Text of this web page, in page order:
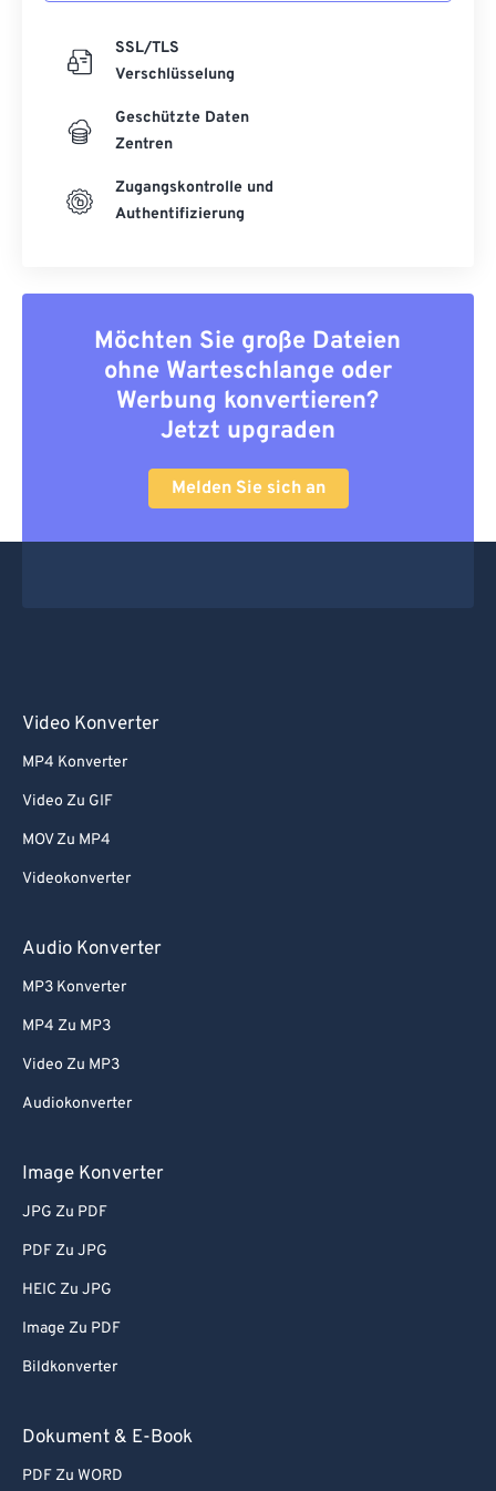
SSL/TLS
Verschlüsselung
Geschützte Daten
Zentren
Zugangskontrolle und
Authentifizierung
Möchten Sie große Dateien
ohne Warteschlange oder
Werbung konvertieren?
Jetzt upgraden
Melden Sie sich an
Video Konverter
MP4 Konverter
Video Zu GIF
MOV Zu MP4
Videokonverter
Audio Konverter
MP3 Konverter
MP4 Zu MP3
Video Zu MP3
Audiokonverter
Image Konverter
JPG Zu PDF
PDF Zu JPG
HEIC Zu JPG
Image Zu PDF
Bildkonverter
Dokument & E-Book
PDF Zu WORD